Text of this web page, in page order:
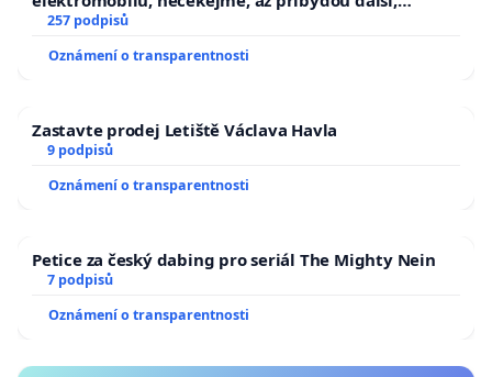
zaveďme slyšitelná auta!
257 podpisů
Oznámení o transparentnosti
Zastavte prodej Letiště Václava Havla
9 podpisů
Oznámení o transparentnosti
Petice za český dabing pro seriál The Mighty Nein
7 podpisů
Oznámení o transparentnosti